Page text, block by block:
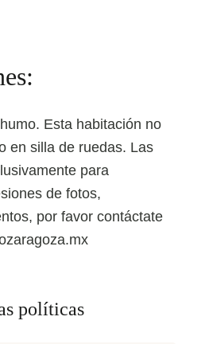
Esta habitación no
en silla de ruedas. Las
para
de fotos,
por favor contáctate
políticas